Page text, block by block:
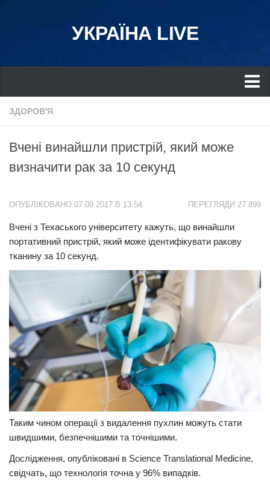
УКРАЇНА LIVE
Україна
Дніпро
Львів
Харків
Донбас
Схід
Економіка
Політика
Світ
Цікаво
Наука
Історії
Рецепти
Привітання
ЗДОРОВ'Я
Вчені винайшли пристрій, який може
визначити рак за 10 секунд
ПЕРЕГЛЯДИ 27 899
ОПУБЛІКОВАНО 07.09.2017 В 13:54
Вчені з Техаського університету кажуть, що винайшли
портативний пристрій, який може ідентифікувати ракову
тканину за 10 секунд.
Таким чином операції з видалення пухлин можуть стати
швидшими, безпечнішими та точнішими.
Дослідження, опубліковані в Science Translational Medicine,
свідчать, що технологія точна у 96% випадків.